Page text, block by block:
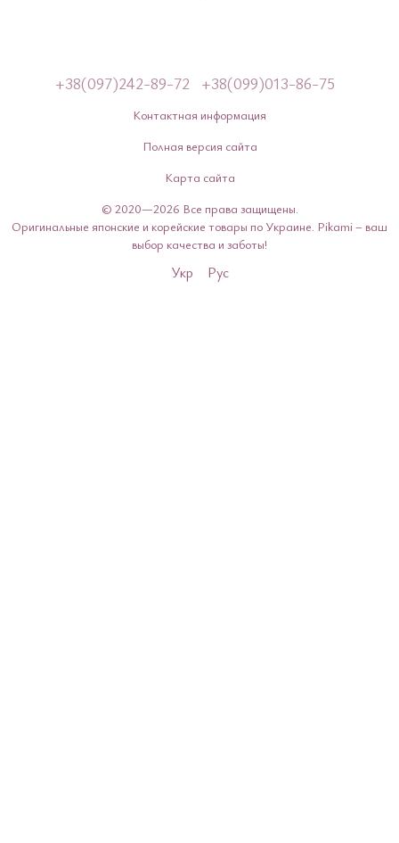
+38(097)242-89-72 +38(099)013-86-75
Контактная информация
Полная версия сайта
Карта сайта
© 2020—2026 Все права защищены.
Оригинальные японские и корейские товары по Украине. Pikami – ваш
выбор качества и заботы!
Укр Рус